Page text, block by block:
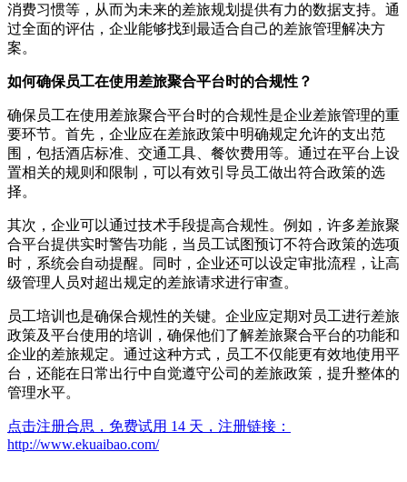
消费习惯等，从而为未来的差旅规划提供有力的数据支持。通
过全面的评估，企业能够找到最适合自己的差旅管理解决方
案。
如何确保员工在使用差旅聚合平台时的合规性？
确保员工在使用差旅聚合平台时的合规性是企业差旅管理的重
要环节。首先，企业应在差旅政策中明确规定允许的支出范
围，包括酒店标准、交通工具、餐饮费用等。通过在平台上设
置相关的规则和限制，可以有效引导员工做出符合政策的选
择。
其次，企业可以通过技术手段提高合规性。例如，许多差旅聚
合平台提供实时警告功能，当员工试图预订不符合政策的选项
时，系统会自动提醒。同时，企业还可以设定审批流程，让高
级管理人员对超出规定的差旅请求进行审查。
员工培训也是确保合规性的关键。企业应定期对员工进行差旅
政策及平台使用的培训，确保他们了解差旅聚合平台的功能和
企业的差旅规定。通过这种方式，员工不仅能更有效地使用平
台，还能在日常出行中自觉遵守公司的差旅政策，提升整体的
管理水平。
点击注册合思，免费试用 14 天，注册链接：
http://www.ekuaibao.com/